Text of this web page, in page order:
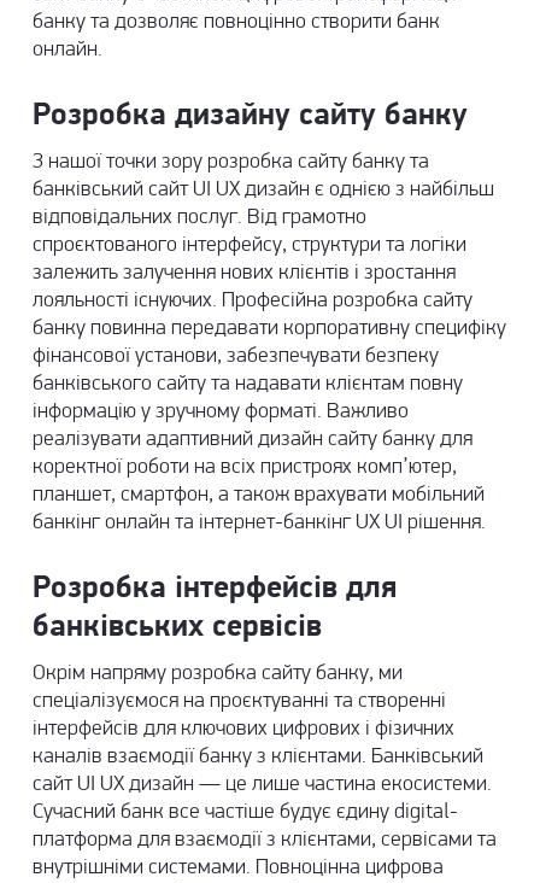
банку та дозволяє повноцінно створити банк
онлайн.
Розробка дизайну сайту банку
З нашої точки зору розробка сайту банку та
банківський сайт UI UX дизайн є однією з найбільш
відповідальних послуг. Від грамотно
спроєктованого інтерфейсу, структури та логіки
залежить залучення нових клієнтів і зростання
лояльності існуючих. Професійна розробка сайту
банку повинна передавати корпоративну специфіку
фінансової установи, забезпечувати безпеку
банківського сайту та надавати клієнтам повну
інформацію у зручному форматі. Важливо
реалізувати адаптивний дизайн сайту банку для
коректної роботи на всіх пристроях комп’ютер,
планшет, смартфон, а також врахувати мобільний
банкінг онлайн та інтернет-банкінг UX UI рішення.
Розробка інтерфейсів для
банківських сервісів
Окрім напряму розробка сайту банку, ми
спеціалізуємося на проєктуванні та створенні
інтерфейсів для ключових цифрових і фізичних
каналів взаємодії банку з клієнтами. Банківський
сайт UI UX дизайн — це лише частина екосистеми.
Сучасний банк все частіше будує єдину digital-
платформа для взаємодії з клієнтами, сервісами та
внутрішніми системами. Повноцінна цифрова